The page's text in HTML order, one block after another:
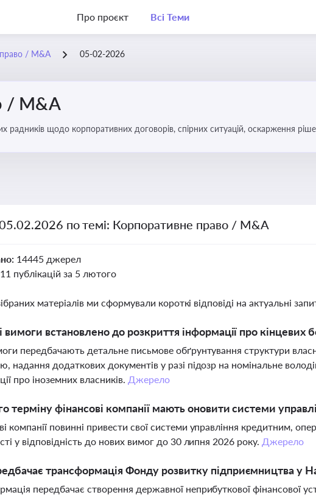
Про проєкт Всі Теми
/ M&A 05-02-2026
/ M&A
радників щодо корпоративних договорів, спірних ситуацій, оскарження
по темі: Корпоративне право / M&A
14445 джерел
11 публікацій за 5 лютого
матеріалів ми сформували короткі відповіді на актуальні
вимоги встановлено до розкриття інформації про кінцевих
передбачають детальне письмове обґрунтування структури
надання додаткових документів у разі підозр на номінальне
про іноземних власників. Джерело
терміну фінансові компанії мають оновити системи
компанії повинні привести свої системи управління кредитним,
у відповідність до нових вимог до 30 липня 2026 року. Джерело
трансформація Фонду розвитку підприємництва у
передбачає створення державної неприбуткової фінансової